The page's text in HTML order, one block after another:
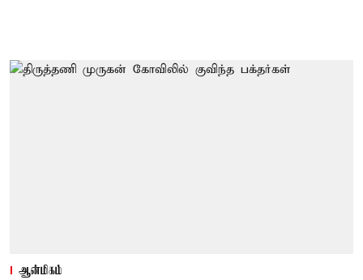
ஆன்மிகம்